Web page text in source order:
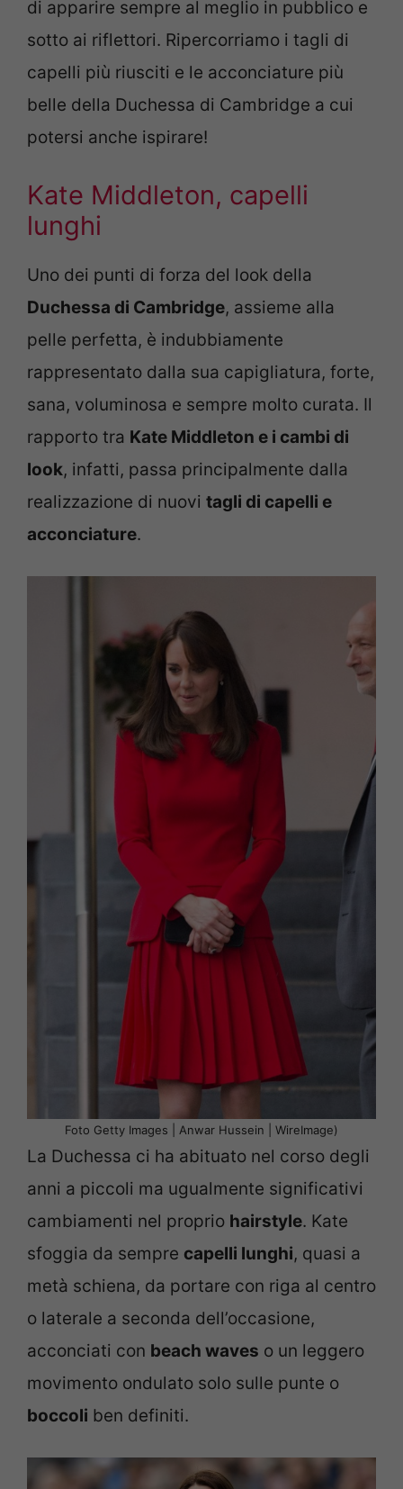
di apparire sempre al meglio in pubblico e
sotto ai riflettori. Ripercorriamo i tagli di
capelli più riusciti e le acconciature più
belle della Duchessa di Cambridge a cui
potersi anche ispirare!
Kate Middleton, capelli
lunghi
Uno dei punti di forza del look della
Duchessa di Cambridge, assieme alla
pelle perfetta, è indubbiamente
rappresentato dalla sua capigliatura, forte,
sana, voluminosa e sempre molto curata. Il
rapporto tra Kate Middleton e i cambi di
look, infatti, passa principalmente dalla
realizzazione di nuovi tagli di capelli e
acconciature.
Foto Getty Images | Anwar Hussein | WireImage)
La Duchessa ci ha abituato nel corso degli
anni a piccoli ma ugualmente significativi
cambiamenti nel proprio hairstyle. Kate
sfoggia da sempre capelli lunghi, quasi a
metà schiena, da portare con riga al centro
o laterale a seconda dell’occasione,
acconciati con beach waves o un leggero
movimento ondulato solo sulle punte o
boccoli ben definiti.